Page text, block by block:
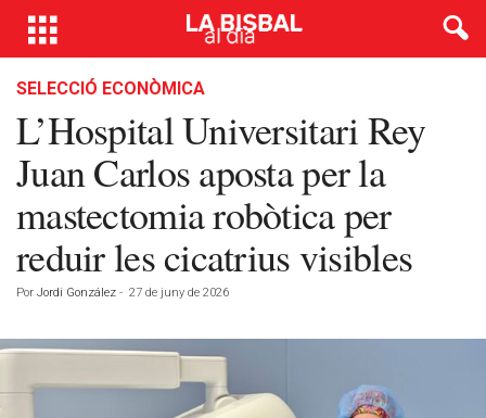
SELECCIÓ ECONÒMICA
L’Hospital Universitari Rey
Juan Carlos aposta per la
mastectomia robòtica per
reduir les cicatrius visibles
Por Jordi González - 27 de juny de 2026